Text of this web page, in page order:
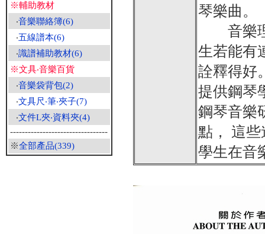
※輔助教材
‧音樂聯絡簿(6)
‧五線譜本(6)
‧識譜補助教材(6)
※文具‧音樂百貨
‧音樂袋背包(2)
‧文具尺‧筆‧夾子(7)
‧文件L夾‧資料夾(4)
---------------------------------
※全部產品(339)
琴樂曲。
音樂理
生若能有
詮釋得好
提供鋼琴
鋼琴音樂
點， 這
學生在音